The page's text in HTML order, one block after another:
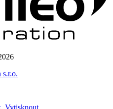
s.r.o.
Vytisknout